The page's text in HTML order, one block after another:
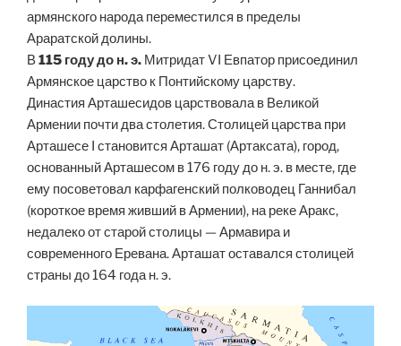
армянского народа переместился в пределы
Араратской долины.
В115 году до н. э. Митридат VI Евпатор присоединил
Армянское царство к Понтийскому царству.
Династия Арташесидов царствовала в Великой
Армении почти два столетия. Столицей царства при
Арташесе I становится Арташат (Артаксата), город,
основанный Арташесом в 176 году до н. э. в месте, где
ему посоветовал карфагенский полководец Ганнибал
(короткое время живший в Армении), на реке Аракс,
недалеко от старой столицы — Армавира и
современного Еревана. Арташат оставался столицей
страны до 164 года н. э.